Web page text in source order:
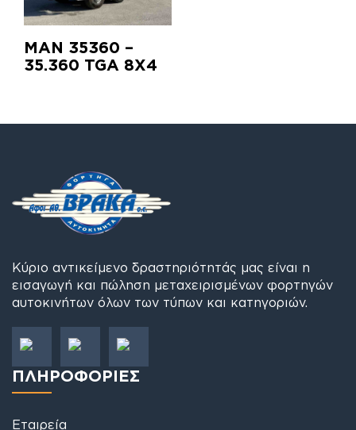
MAN 35360 –
35.360 TGA 8X4
Κύριο αντικείμενο δραστηριότητάς μας είναι η
εισαγωγή και πώληση μεταχειρισμένων φορτηγών
αυτοκινήτων όλων των τύπων και κατηγοριών.
ΠΛΗΡΟΦΟΡΙΕΣ
Εταιρεία